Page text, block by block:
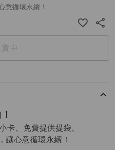
意循環永續！
中
卡、免費提供提袋。
讓心意循環永續！